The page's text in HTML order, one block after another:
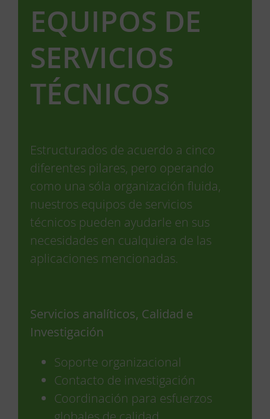
EQUIPOS DE
SERVICIOS
TÉCNICOS
Estructurados de acuerdo a cinco
diferentes pilares, pero operando
como una sóla organización fluida,
nuestros equipos de servicios
técnicos pueden ayudarle en sus
necesidades en cualquiera de las
aplicaciones mencionadas.
Servicios analíticos, Calidad e
Investigación
Soporte organizacional
Contacto de investigación
Coordinación para esfuerzos